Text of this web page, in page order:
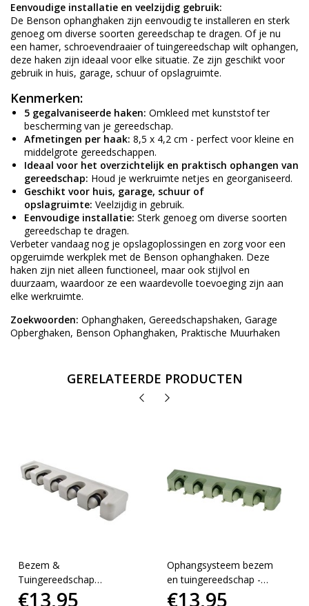
Eenvoudige installatie en veelzijdig gebruik:
De Benson ophanghaken zijn eenvoudig te installeren en sterk
genoeg om diverse soorten gereedschap te dragen. Of je nu
een hamer, schroevendraaier of tuingereedschap wilt ophangen,
deze haken zijn ideaal voor elke situatie. Ze zijn geschikt voor
gebruik in huis, garage, schuur of opslagruimte.
Kenmerken:
5 gegalvaniseerde haken: Omkleed met kunststof ter
bescherming van je gereedschap.
Afmetingen per haak: 8,5 x 4,2 cm - perfect voor kleine en
middelgrote gereedschappen.
Ideaal voor het overzichtelijk en praktisch ophangen van
gereedschap: Houd je werkruimte netjes en georganiseerd.
Geschikt voor huis, garage, schuur of
opslagruimte: Veelzijdig in gebruik.
Eenvoudige installatie: Sterk genoeg om diverse soorten
gereedschap te dragen.
Verbeter vandaag nog je opslagoplossingen en zorg voor een
opgeruimde werkplek met de Benson ophanghaken. Deze
haken zijn niet alleen functioneel, maar ook stijlvol en
duurzaam, waardoor ze een waardevolle toevoeging zijn aan
elke werkruimte.
Zoekwoorden: Ophanghaken, Gereedschapshaken, Garage
Opberghaken, Benson Ophanghaken, Praktische Muurhaken
GERELATEERDE PRODUCTEN
Bezem &
Tuingereedschap
Ophangsysteem -
€13,95
Ophangsysteem bezem
en tuingereedschap -
Bezemhouder voor 5
€13,95